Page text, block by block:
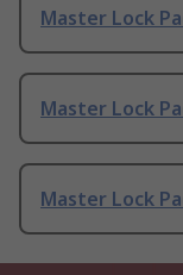
Master Lock
Master Lock
Master Lock